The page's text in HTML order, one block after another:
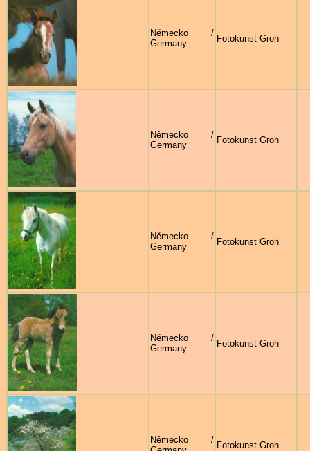
Německo /
Germany
Fotokunst Groh
Německo /
Germany
Fotokunst Groh
Německo /
Germany
Fotokunst Groh
Německo /
Germany
Fotokunst Groh
Německo /
Fotokunst Groh